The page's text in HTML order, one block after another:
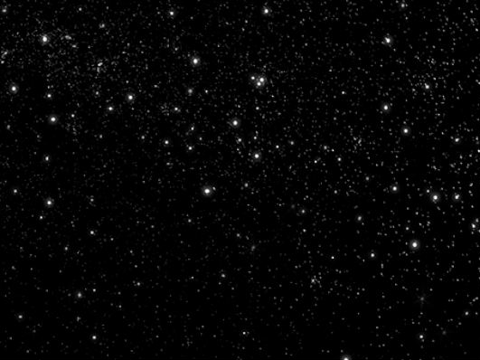
Uređivanje fotografija proizvoda Uređivanje fotografija nakita Podaci za obuku AI